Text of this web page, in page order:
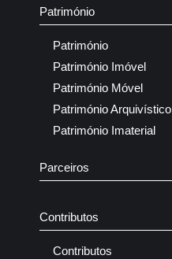
Património
Património
Património Imóvel
Património Móvel
Património Arquivístico
Património Imaterial
Parceiros
Contributos
Contributos